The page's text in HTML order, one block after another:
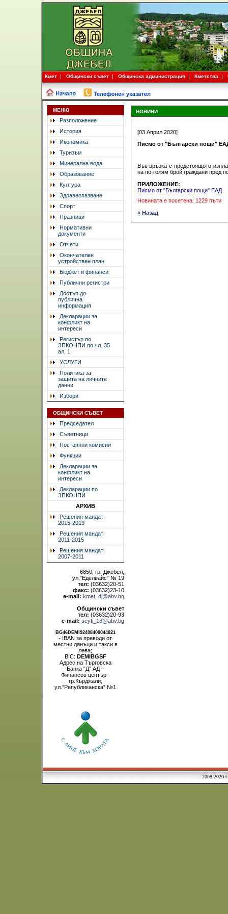
Кмет Общински съвет Общинска администрация Кметства
МЕНЮ
Разположение
История
Икономика
Туризъм
Минерална вода
Образование
Култура
Здравеопазване
Спорт
Празници
Нормативни
документи
Отчети
Окончателен
устройствен план
Бюджет и финанси
Публични регистри
Достъп до
публична
информация
Декларации за
конфликт на
интереси
Регистър по
ЗПКОНПИ по чл. 35
ал. 1
УСЛУГИ
Политика за
защита на личните
данни
Избори
ОБЩИНСКИ СЪВЕТ
Председател
Съветници
Постоянни комисии
Функции
Декларации за
конфликт на
интереси
Декларации по
ЗПКОНПИ
АРХИВ
Решения мандат
2015-2019
Решения мандат
2011-2015
Решения мандат
2007-2011
6850, гр. Джебел,
ул.”Еделвайс” № 19
тел: (03632)20-51
факс: (03632)23-10
e-mail: kmet_dj@abv.bg
Общински съвет
тел: (03632)20-93
e-mail: seyfi_18@abv.bg
BG46DEMI92408400044821
- IBAN за преводи от
местни данъци и такси в
лева;
BIC: DEMIBGSF
Адрес на Търговска
Банка “Д” АД –
Финансов център -
гр.Кърджали,
ул.”Републиканска” №1
НОВИНИ
[03 Април 2020]
Писмо от "Български пощи"
Във връзка с предстоящото
на по-голям брой граждани пред
ПРИЛОЖЕНИЕ:
Писмо от "Български пощи" ЕАД
Новината е посетена: 1229 пъти
« Назад
2008-2020 ©